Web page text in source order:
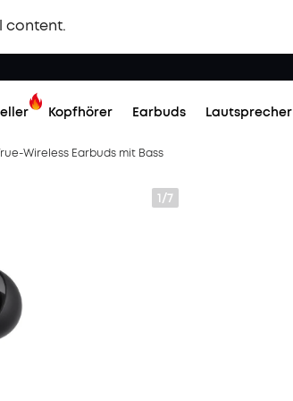
content.
Kopfhörer Earbuds Lautsprecher
Wireless Earbuds mit Bass
1/7